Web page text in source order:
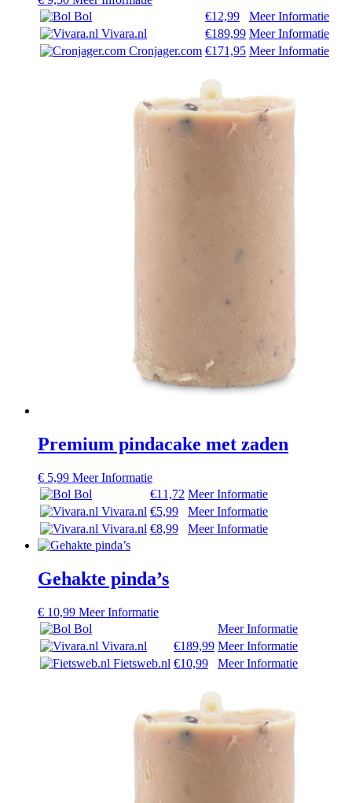
Bol
€12,99
Meer Informatie
Vivara.nl
€189,99 Meer Informatie
Cronjager.com €171,95 Meer Informatie
Premium pindacake met zaden
€ 5,99 Meer Informatie
Bol
€11,72 Meer Informatie
Vivara.nl €5,99
Meer Informatie
Vivara.nl €8,99 Meer Informatie
Gehakte pinda’s
€ 10,99 Meer Informatie
Bol
Meer Informatie
Vivara.nl
€189,99 Meer Informatie
Fietsweb.nl €10,99 Meer Informatie